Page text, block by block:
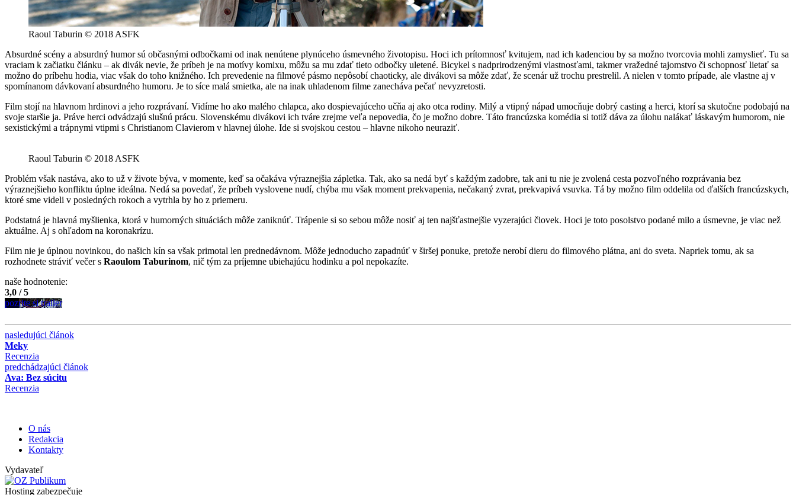
Raoul Taburin © 2018 ASFK
Absurdné scény a absurdný humor sú občasnými odbočkami od inak nenútene plynúceho úsmevného životopisu. Hoci ich prítomnosť kvitujem, nad ich kadenciou by sa možno tvorcovia mohli zamyslieť. Tu sa
vraciam k začiatku článku – ak divák nevie, že príbeh je na motívy komixu, môžu sa mu zdať tieto odbočky uletené. Bicykel s nadprirodzenými vlastnosťami, takmer vražedné tajomstvo či schopnosť lietať sa
možno do príbehu hodia, viac však do toho knižného. Ich prevedenie na filmové pásmo nepôsobí chaoticky, ale divákovi sa môže zdať, že scenár už trochu prestrelil. A nielen v tomto prípade, ale vlastne aj v
spomínanom dávkovaní absurdného humoru. Je to síce malá smietka, ale na inak uhladenom filme zanecháva pečať nevyzretosti.
Film stojí na hlavnom hrdinovi a jeho rozprávaní. Vidíme ho ako malého chlapca, ako dospievajúceho učňa aj ako otca rodiny. Milý a vtipný nápad umocňuje dobrý casting a herci, ktorí sa skutočne podobajú na
svoje staršie ja. Práve herci odvádzajú slušnú prácu. Slovenskému divákovi ich tváre zrejme veľa nepovedia, čo je možno dobre. Táto francúzska komédia si totiž dáva za úlohu nalákať láskavým humorom, nie
sexistickými a trápnymi vtipmi s Christianom Clavierom v hlavnej úlohe. Ide si svojskou cestou – hlavne nikoho neuraziť.
Raoul Taburin © 2018 ASFK
Problém však nastáva, ako to už v živote býva, v momente, keď sa očakáva výraznejšia zápletka. Tak, ako sa nedá byť s každým zadobre, tak ani tu nie je zvolená cesta pozvoľného rozprávania bez
výraznejšieho konfliktu úplne ideálna. Nedá sa povedať, že príbeh vyslovene nudí, chýba mu však moment prekvapenia, nečakaný zvrat, prekvapivá vsuvka. Tá by možno film oddelila od ďalších francúzskych,
ktoré sme videli v posledných rokoch a vytrhla by ho z priemeru.
Podstatná je hlavná myšlienka, ktorá v humorných situáciách môže zaniknúť. Trápenie si so sebou môže nosiť aj ten najšťastnejšie vyzerajúci človek. Hoci je toto posolstvo podané milo a úsmevne, je viac než
aktuálne. Aj s ohľadom na koronakrízu.
Film nie je úplnou novinkou, do našich kín sa však primotal len prednedávnom. Môže jednoducho zapadnúť v širšej ponuke, pretože nerobí dieru do filmového plátna, ani do sveta. Napriek tomu, ak sa
rozhodnete stráviť večer s Raoulom Taburinom, nič tým za príjemne ubiehajúcu hodinku a pol nepokazíte.
naše hodnotenie:
3,0 / 5
pozrite si trailer
nasledujúci článok
Meky
Recenzia
predchádzajúci článok
Ava: Bez súcitu
Recenzia
O nás
Redakcia
Kontakty
Vydavateľ
Hosting zabezpečuje